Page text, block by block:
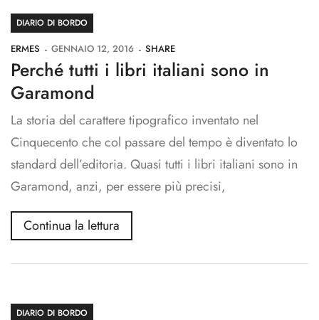
DIARIO DI BORDO
ERMES GENNAIO 12, 2016 SHARE
Perché tutti i libri italiani sono in
Garamond
La storia del carattere tipografico inventato nel
Cinquecento che col passare del tempo è diventato lo
standard dell’editoria. Quasi tutti i libri italiani sono in
Garamond, anzi, per essere più precisi,
Continua la lettura
DIARIO DI BORDO